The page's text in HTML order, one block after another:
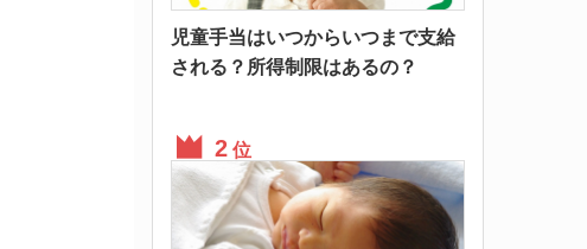
児童手当はいつからいつまで支給
される？所得制限はあるの？
位